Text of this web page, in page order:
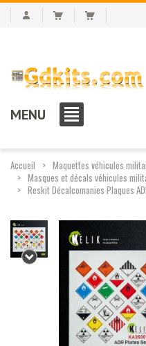
MENU
Accueil
Maquettes véhicules
Masques et décals véhicules
Reskit Décalcomanies Plaques